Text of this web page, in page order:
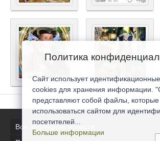
Все последние новости
Политика
Сайт использует
cookies для хранения информации.
представляют собой файлы, которые
использоваться сайтом для
посетителей...
Больше информации